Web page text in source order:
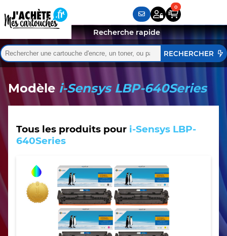
Rechercher :
Quand les résultats de l'auto-complétion sont
Recherche rapide
Modèle i-Sensys LBP-640Series
Tous les produits pour i-Sensys LBP-
640Series